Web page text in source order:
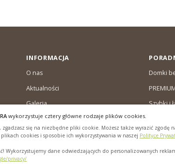
INFORMACJA
O nas
Aktualności
Galeria
Warunki dostawy & Gwarancja
Polityka plików “cookies”
Domki
Szybki i
wykorzystuje cztery główne rodzaje plików cookies.
się na niezbędne pliki cookie. Możesz także wyrazić zgodę
cookies i sposobie ich wykorzystywania w naszej Polityce
Wykorzystujemy dane odwiedzających do personalizowanych
privacy/